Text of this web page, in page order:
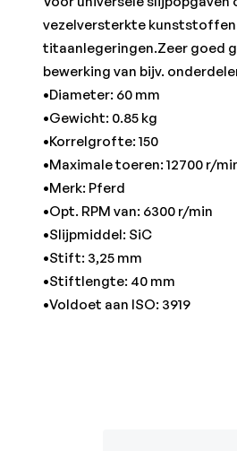
vezelversterkte
titaanlegeringen.Zeer goed
bewerking van bijv.
•Diameter: 60 mm
•Gewicht: 0.85 kg
•Korrelgrofte: 150
•Maximale toeren: 12700 r/
•Merk: Pferd
•Opt. RPM van: 6300 r/min
•Slijpmiddel: SiC
•Stift: 3,25 mm
•Stiftlengte: 40 mm
•Voldoet aan ISO: 3919